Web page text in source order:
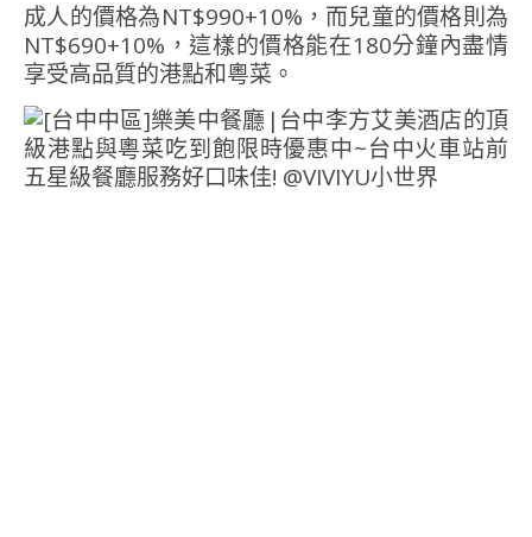
成人的價格為NT$990+10%，而兒童的價格則為
NT$690+10%，這樣的價格能在180分鐘內盡情
享受高品質的港點和粵菜。